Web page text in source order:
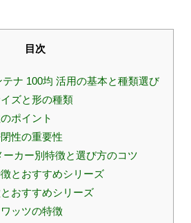
目次
ナ 100均 活用の基本と種類選び
ズと形の種類
ポイント
性の重要性
ーカー別特徴と選び方のコツ
とおすすめシリーズ
おすすめシリーズ
ッツの特徴